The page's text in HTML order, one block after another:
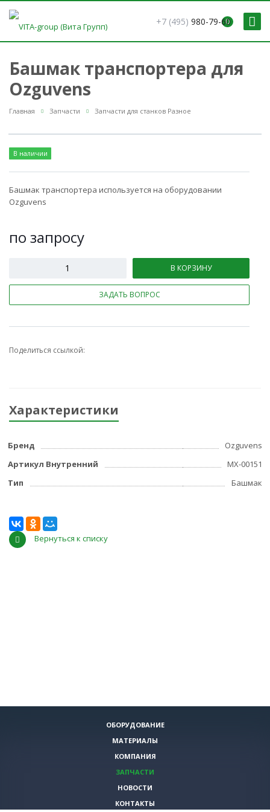
0
+7 (495) 980-79-60
Башмак транспортера для
Ozguvens
Главная Запчасти Запчасти для станков Разное
В наличии
Башмак транспортера используется на оборудовании
Ozguvens
по запросу
В КОРЗИНУ
ЗАДАТЬ ВОПРОС
Поделиться ссылкой:
Характеристики
Бренд
Ozguvens
Артикул Внутренний
МХ-00151
Тип
Башмак
Вернуться к списку
ОБОРУДОВАНИЕ
МАТЕРИАЛЫ
КОМПАНИЯ
ЗАПЧАСТИ
НОВОСТИ
КОНТАКТЫ